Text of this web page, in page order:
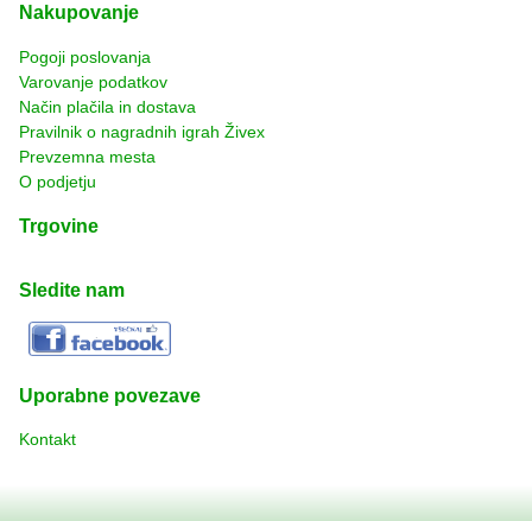
Nakupovanje
Pogoji poslovanja
Varovanje podatkov
Način plačila in dostava
Pravilnik o nagradnih igrah Živex
Prevzemna mesta
O podjetju
Trgovine
Sledite nam
Uporabne povezave
Kontakt